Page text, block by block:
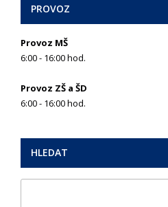
PROVOZ
Provoz MŠ
6:00 - 16:00 hod.
Provoz ZŠ a ŠD
6:00 - 16:00 hod.
HLEDAT